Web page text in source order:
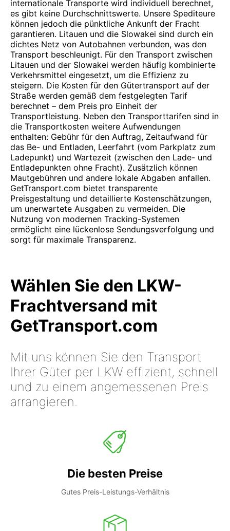
internationale Transporte wird individuell berechnet,
es gibt keine Durchschnittswerte. Unsere Spediteure
können jedoch die pünktliche Ankunft der Fracht
garantieren. Litauen und die Slowakei sind durch ein
dichtes Netz von Autobahnen verbunden, was den
Transport beschleunigt. Für den Transport zwischen
Litauen und der Slowakei werden häufig kombinierte
Verkehrsmittel eingesetzt, um die Effizienz zu
steigern. Die Kosten für den Gütertransport auf der
Straße werden gemäß dem festgelegten Tarif
berechnet – dem Preis pro Einheit der
Transportleistung. Neben den Transporttarifen sind in
die Transportkosten weitere Aufwendungen
enthalten: Gebühr für den Auftrag, Zeitaufwand für
das Be- und Entladen, Leerfahrt (vom Parkplatz zum
Ladepunkt) und Wartezeit (zwischen den Lade- und
Entladepunkten ohne Fracht). Zusätzlich können
Mautgebühren und andere lokale Abgaben anfallen.
GetTransport.com bietet transparente
Preisgestaltung und detaillierte Kostenschätzungen,
um unerwartete Ausgaben zu vermeiden. Die
Nutzung von modernen Tracking-Systemen
ermöglicht eine lückenlose Sendungsverfolgung und
sorgt für maximale Transparenz.
Wählen Sie den LKW-
Frachtversand mit
GetTransport.com
Mit uns können Sie den Transport
Ihrer Güter per LKW effizient, schnell
und zu einem angemessenen Preis
arrangieren.
Die besten Preise
Gutes Preis-Leistungs-Verhältnis